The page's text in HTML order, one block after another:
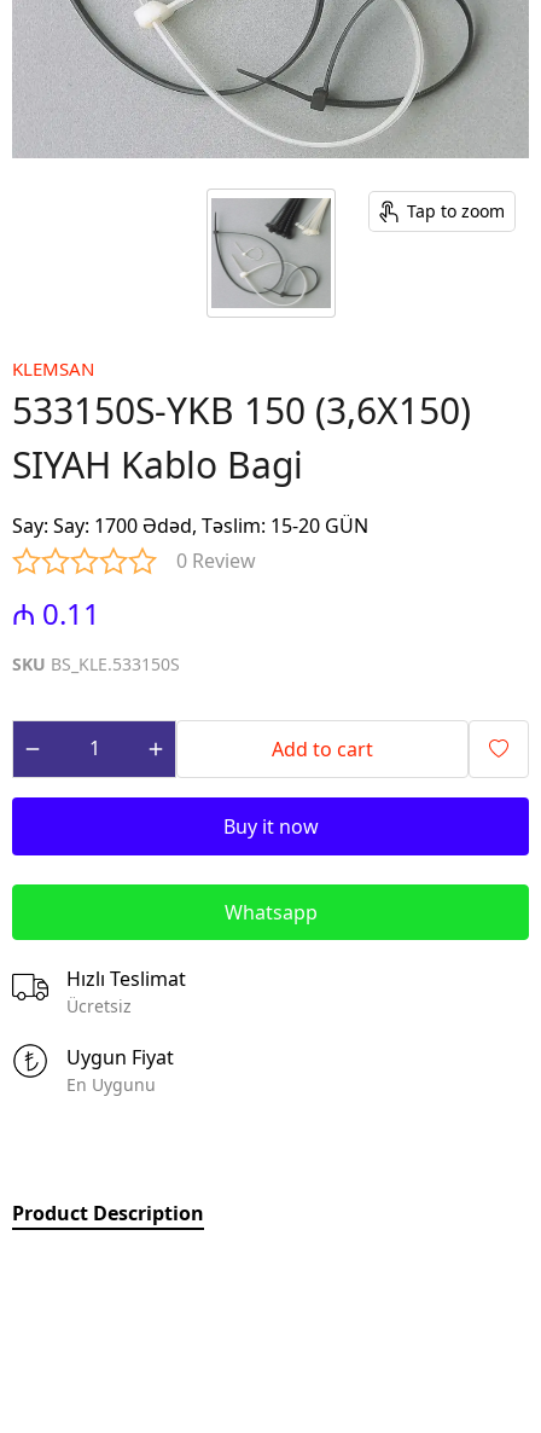
Tap to zoom
KLEMSAN
533150S-YKB 150 (3,6X150)
SIYAH Kablo Bagi
Say: Say: 1700 Ədəd, Təslim: 15-20 GÜN
0 Review
₼ 0.11
SKU BS_KLE.533150S
Add to cart
Buy it now
Whatsapp
Hızlı Teslimat
Ücretsiz
Uygun Fiyat
En Uygunu
Product Description